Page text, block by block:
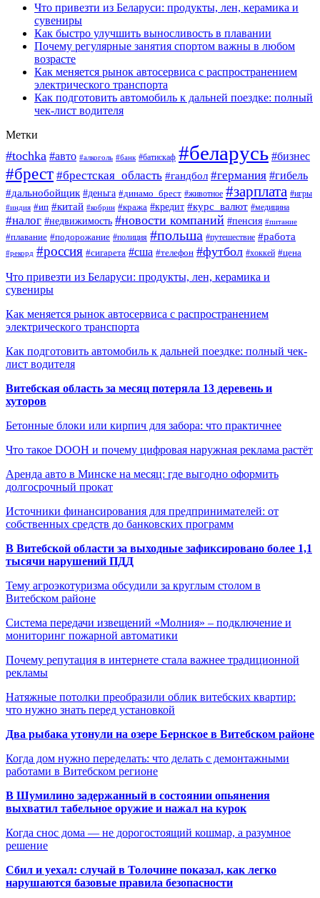
Что привезти из Беларуси: продукты, лен, керамика и
сувениры
Как быстро улучшить выносливость в плавании
Почему регулярные занятия спортом важны в любом
возрасте
Как меняется рынок автосервиса с распространением
электрического транспорта
Как подготовить автомобиль к дальней поездке: полный
чек-лист водителя
Метки
#tochka #авто #алкоголь #банк #батискаф #беларусь #бизнес
#брест #брестская_область #гандбол #германия #гибель
#дальнобойщик #деньга #динамо_брест #животное #зарплата #игры
#индия #ип #китай #кобрин #кража #кредит #курс_валют #медицина
#налог #недвижимость #новости компаний #пенсия #питание
#плавание #подорожание #полиция #польша #путешествие #работа
#рекорд #россия #сигарета #сша #телефон #футбол #хоккей #цена
Что привезти из Беларуси: продукты, лен, керамика и
сувениры
Как меняется рынок автосервиса с распространением
электрического транспорта
Как подготовить автомобиль к дальней поездке: полный чек-
лист водителя
Витебская область за месяц потеряла 13 деревень и
хуторов
Бетонные блоки или кирпич для забора: что практичнее
Что такое DOOH и почему цифровая наружная реклама растёт
Аренда авто в Минске на месяц: где выгодно оформить
долгосрочный прокат
Источники финансирования для предпринимателей: от
собственных средств до банковских программ
В Витебской области за выходные зафиксировано более 1,1
тысячи нарушений ПДД
Тему агроэкотуризма обсудили за круглым столом в
Витебском районе
Система передачи извещений «Молния» – подключение и
мониторинг пожарной автоматики
Почему репутация в интернете стала важнее традиционной
рекламы
Натяжные потолки преобразили облик витебских квартир:
что нужно знать перед установкой
Два рыбака утонули на озере Бернское в Витебском районе
Когда дом нужно переделать: что делать с демонтажными
работами в Витебском регионе
В Шумилино задержанный в состоянии опьянения
выхватил табельное оружие и нажал на курок
Когда снос дома — не дорогостоящий кошмар, а разумное
решение
Сбил и уехал: случай в Толочине показал, как легко
нарушаются базовые правила безопасности